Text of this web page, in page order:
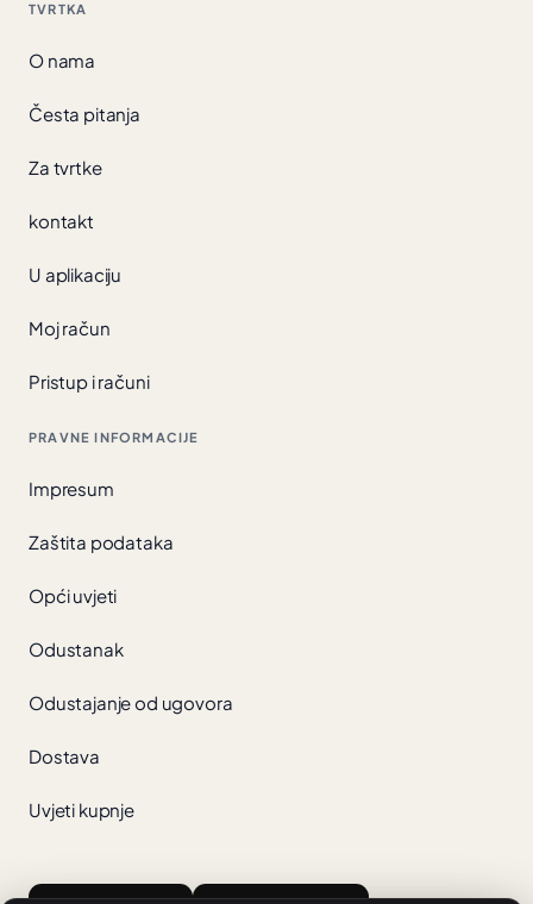
TVRTKA
O nama
Česta pitanja
Za tvrtke
kontakt
U aplikaciju
Moj račun
Pristup i računi
PRAVNE INFORMACIJE
Impresum
Zaštita podataka
Opći uvjeti
Odustanak
Odustajanje od ugovora
Dostava
Uvjeti kupnje